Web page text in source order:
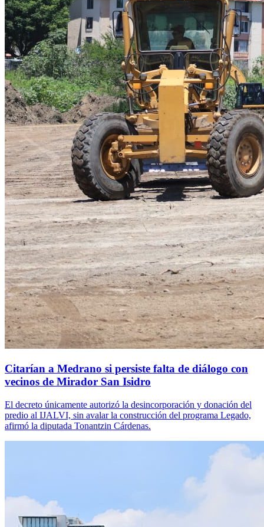
Citarían a Medrano si persiste falta de diálogo con
vecinos de Mirador San Isidro
El decreto únicamente autorizó la desincorporación y donación del
predio al IJALVI, sin avalar la construcción del programa Legado,
afirmó la diputada Tonantzin Cárdenas.